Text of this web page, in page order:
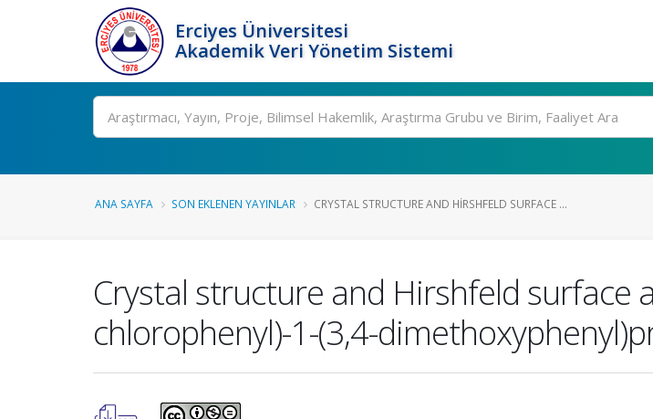
Erciyes Üniversitesi
Akademik Veri Yönetim Sistemi
Ara
ANA SAYFA SON EKLENEN YAYINLAR CRYSTAL STRUCTURE AND HIRSHFELD SURFACE ...
Crystal structure and Hirshfeld surface
chlorophenyl)-1-(3,4-